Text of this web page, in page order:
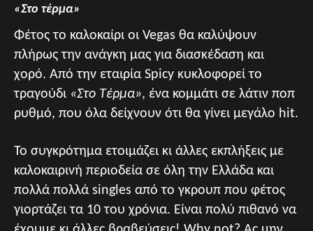
«Στο τέρμα»
Φέτος το καλοκαίρι οι Vegas θα καλύψουν
πλήρως την ανάγκη μας για διασκέδαση και
χορό. Από την εταιρία Spicy κυκλοφορεί το
τραγούδι «Στο Τέρμα», ένα κομμάτι σε λάτιν ποπ
ρυθμό, που όλα δείχνουν ότι θα γίνει μεγάλο hit.
To συγκρότημα ετοιμάζει κι άλλες εκπλήξεις με
καλοκαιρινή περιοδεία σε όλη την Ελλάδα και
πολλά πολλά singles από το γκρουπ που φέτος
γιορτάζει τα 10 του χρόνια. Είναι πολύ πιθανό να